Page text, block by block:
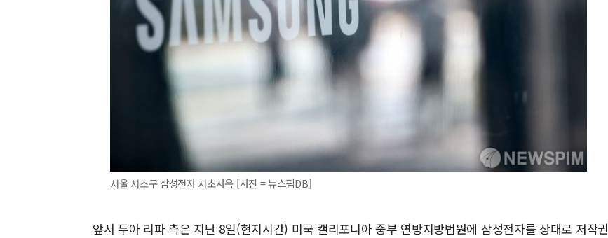
서울 서초구 삼성전자 서초사옥 [사진 = 뉴스핌DB]
앞서 두아 리파 측은 지난 8일(현지시간) 미국 캘리포니아 중부 연방지방법원에 삼성전자를 상대로 저작권